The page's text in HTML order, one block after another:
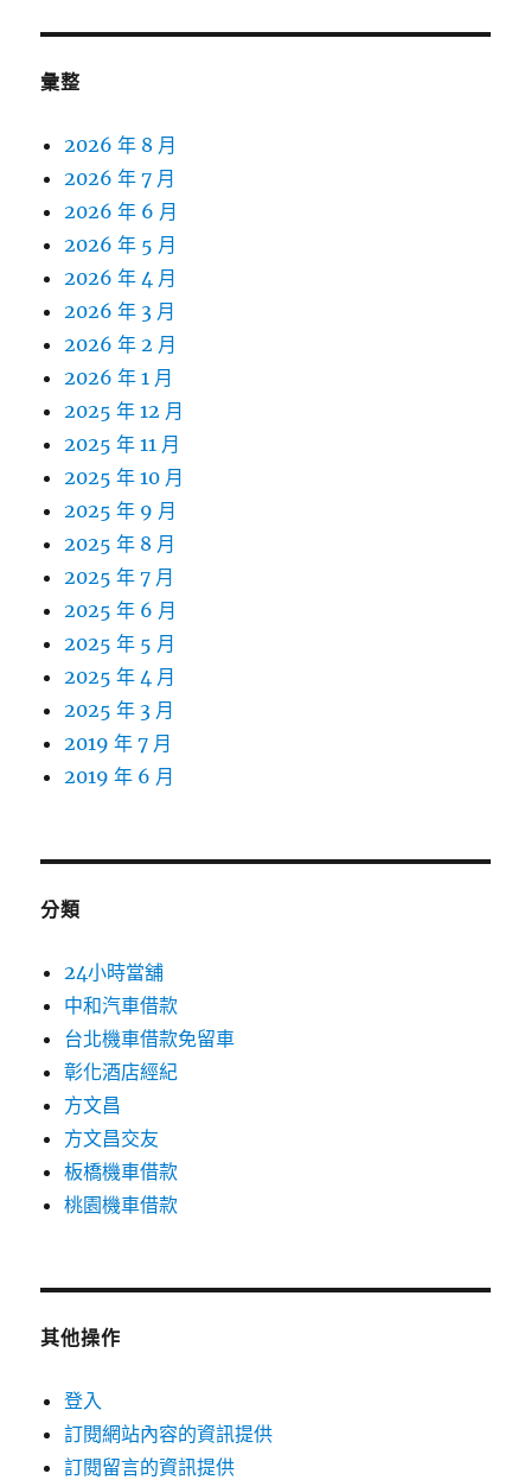
彙整
2026 年 8 月
2026 年 7 月
2026 年 6 月
2026 年 5 月
2026 年 4 月
2026 年 3 月
2026 年 2 月
2026 年 1 月
2025 年 12 月
2025 年 11 月
2025 年 10 月
2025 年 9 月
2025 年 8 月
2025 年 7 月
2025 年 6 月
2025 年 5 月
2025 年 4 月
2025 年 3 月
2019 年 7 月
2019 年 6 月
分類
24小時當舖
中和汽車借款
台北機車借款免留車
彰化酒店經紀
方文昌
方文昌交友
板橋機車借款
桃園機車借款
其他操作
登入
訂閱網站內容的資訊提供
訂閱留言的資訊提供